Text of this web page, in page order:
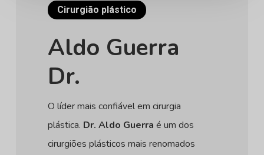
Cirurgião plástico
Aldo Guerra
Dr.
O líder mais confiável em cirurgia
plástica. Dr. Aldo Guerra é um dos
cirurgiões plásticos mais renomados